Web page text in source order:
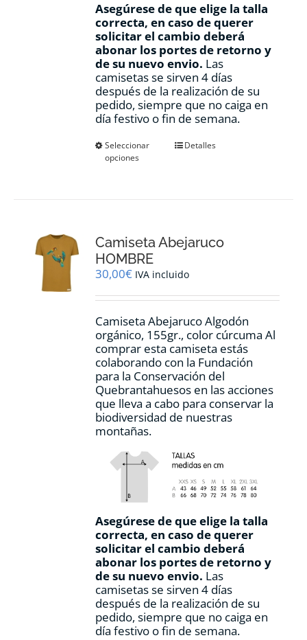
Asegúrese de que elige la talla
correcta, en caso de querer
solicitar el cambio deberá
abonar los portes de retorno y
de su nuevo envio. Las
camisetas se sirven 4 días
después de la realización de su
pedido, siempre que no caiga en
día festivo o fin de semana.
Seleccionar
opciones
Este
se
elegir
en
la
de
producto
Detalles
Camiseta Abejaruco
HOMBRE
30,00€ IVA incluido
Camiseta Abejaruco Algodón
orgánico, 155gr., color cúrcuma Al
comprar esta camiseta estás
colaborando con la Fundación
para la Conservación del
Quebrantahuesos en las acciones
que lleva a cabo para conservar la
biodiversidad de nuestras
montañas.
Asegúrese de que elige la talla
correcta, en caso de querer
solicitar el cambio deberá
abonar los portes de retorno y
de su nuevo envio. Las
camisetas se sirven 4 días
después de la realización de su
pedido, siempre que no caiga en
día festivo o fin de semana.